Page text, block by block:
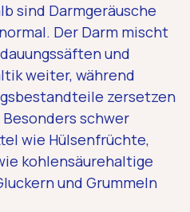
sind Darmgeräusche
Der Darm mischt
und
weiter, während
zersetzen
schwer
wie Hülsenfrüchte,
kohlensäurehaltige
und Grummeln